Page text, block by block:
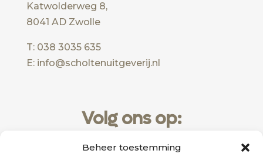
Beheer toestemming
Katwolderweg 8,
8041 AD Zwolle
T: 038 3035 635
E: info@scholtenuitgeverij.nl
Volg ons op: